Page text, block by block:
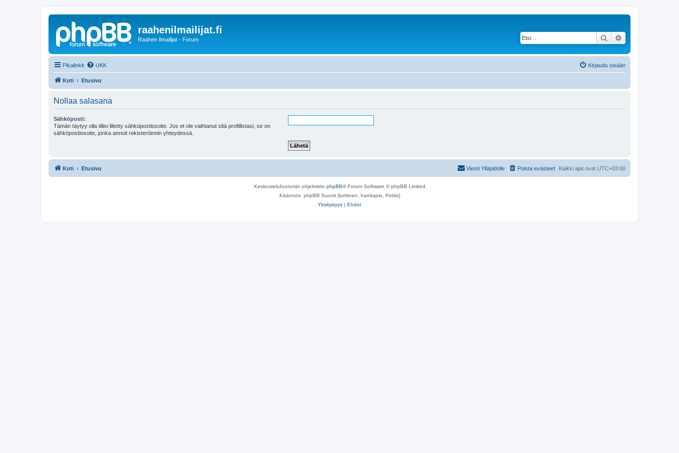
raahenilmailijat.fi
Raahen Ilmailijat - Forum Etsi
Pikalinkit UKK Kirjaudu sisään
Koti Etusivu
Nollaa salasana
Sähköposti:
Tämän täytyy olla tiliisi liitetty sähköpostiosoite. Jos et ole vaihtanut sitä profiilistasi, se on
sähköpostiosoite, jonka annoit rekisteröinnin yhteydessä.
Koti Etusivu Kaikki ajat ovat UTC+03:00
Poista evästeet
Viesti Ylläpidolle
Keskustelufoorumin ohjelmisto phpBB® Forum Software © phpBB Limited
Käännös: phpBB Suomi (lurttinen, harritapio, Pettis)
Yksityisyys | Ehdot